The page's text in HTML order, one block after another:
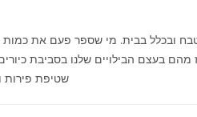
ובכלל בבית. מי שספר פעם את
מהם בעצם הבילויים שלנו בסביבת
שטיפת פירות